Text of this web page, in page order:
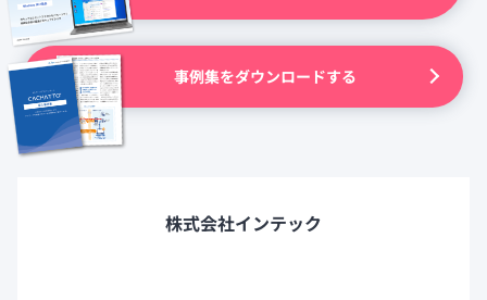
事例集をダウンロードする
株式会社インテック